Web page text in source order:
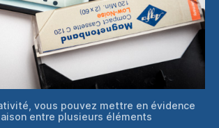
vous pouvez mettre en évidence
entre plusieurs éléments